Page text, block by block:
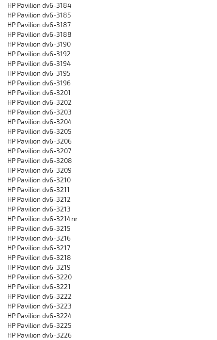
HP Pavilion dv6-3184
HP Pavilion dv6-3185
HP Pavilion dv6-3187
HP Pavilion dv6-3188
HP Pavilion dv6-3190
HP Pavilion dv6-3192
HP Pavilion dv6-3194
HP Pavilion dv6-3195
HP Pavilion dv6-3196
HP Pavilion dv6-3201
HP Pavilion dv6-3202
HP Pavilion dv6-3203
HP Pavilion dv6-3204
HP Pavilion dv6-3205
HP Pavilion dv6-3206
HP Pavilion dv6-3207
HP Pavilion dv6-3208
HP Pavilion dv6-3209
HP Pavilion dv6-3210
HP Pavilion dv6-3211
HP Pavilion dv6-3212
HP Pavilion dv6-3213
HP Pavilion dv6-3214nr
HP Pavilion dv6-3215
HP Pavilion dv6-3216
HP Pavilion dv6-3217
HP Pavilion dv6-3218
HP Pavilion dv6-3219
HP Pavilion dv6-3220
HP Pavilion dv6-3221
HP Pavilion dv6-3222
HP Pavilion dv6-3223
HP Pavilion dv6-3224
HP Pavilion dv6-3225
HP Pavilion dv6-3226